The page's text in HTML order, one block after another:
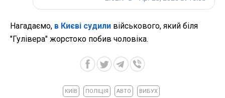
Нагадаємо, в Києві судили військового, який біля
"Гулівера" жорстоко побив чоловіка.
КИЇВ ПОЛІЦІЯ АВТО ВИБУХ